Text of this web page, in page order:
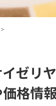
>
ゼリ
格情報